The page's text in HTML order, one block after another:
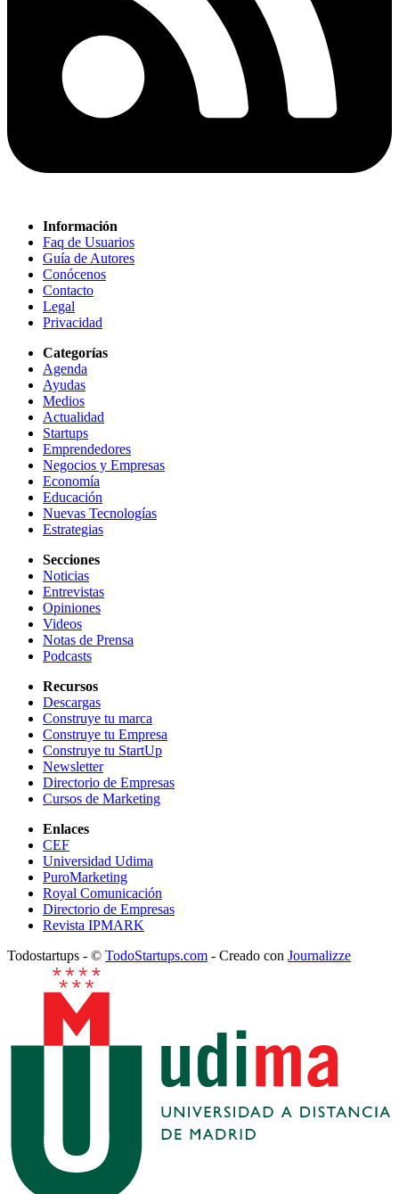
Información
Faq de Usuarios
Guía de Autores
Conócenos
Contacto
Legal
Privacidad
Categorías
Agenda
Ayudas
Medios
Actualidad
Startups
Emprendedores
Negocios y Empresas
Economía
Educación
Nuevas Tecnologías
Estrategias
Secciones
Noticias
Entrevistas
Opiniones
Videos
Notas de Prensa
Podcasts
Recursos
Descargas
Construye tu marca
Construye tu Empresa
Construye tu StartUp
Newsletter
Directorio de Empresas
Cursos de Marketing
Enlaces
CEF
Universidad Udima
PuroMarketing
Royal Comunicación
Directorio de Empresas
Revista IPMARK
Todostartups - © TodoStartups.com - Creado con Journalizze